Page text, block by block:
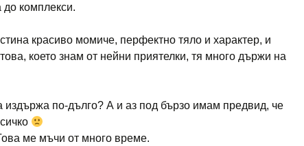
комплекси.
красиво момиче, перфектно тяло и характер, и
което знам от нейни приятелки, тя много държи на
издържа по-дълго? А и аз под бързо имам предвид, че
ме мъчи от много време.